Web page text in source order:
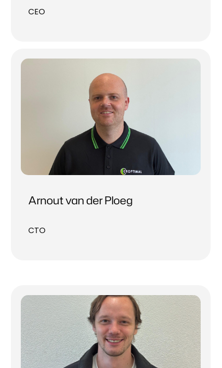
CEO
Arnout van der Ploeg
CTO